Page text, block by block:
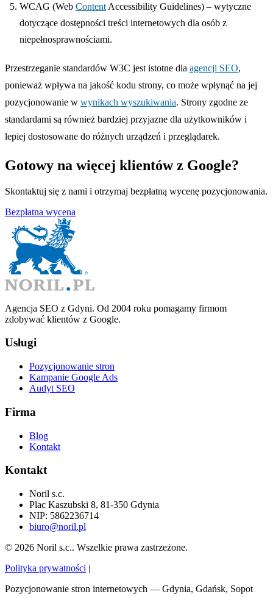
WCAG (Web Content Accessibility Guidelines) – wytyczne
dotyczące dostępności treści internetowych dla osób z
niepełnosprawnościami.
Przestrzeganie standardów W3C jest istotne dla agencji SEO,
ponieważ wpływa na jakość kodu strony, co może wpłynąć na jej
pozycjonowanie w wynikach wyszukiwania. Strony zgodne ze
standardami są również bardziej przyjazne dla użytkowników i
lepiej dostosowane do różnych urządzeń i przeglądarek.
Gotowy na więcej klientów z Google?
Skontaktuj się z nami i otrzymaj bezpłatną wycenę pozycjonowania.
Bezpłatna wycena
Agencja SEO z Gdyni. Od 2004 roku pomagamy firmom
zdobywać klientów z Google.
Usługi
Pozycjonowanie stron
Kampanie Google Ads
Audyt SEO
Firma
Blog
Kontakt
Kontakt
Noril s.c.
Plac Kaszubski 8, 81-350 Gdynia
NIP: 5862236714
biuro@noril.pl
© 2026 Noril s.c.. Wszelkie prawa zastrzeżone.
Polityka prywatności |
Pozycjonowanie stron internetowych — Gdynia, Gdańsk, Sopot